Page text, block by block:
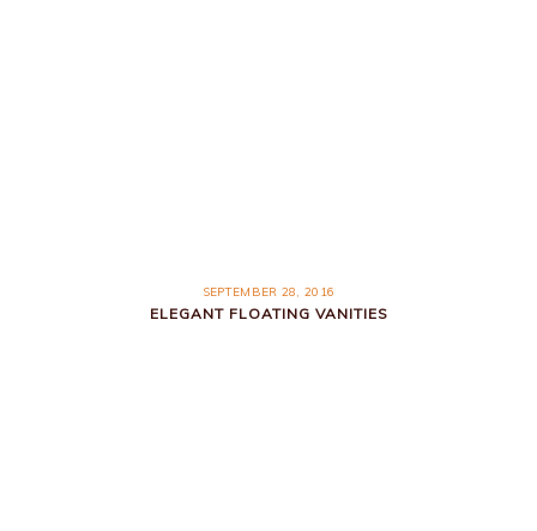
SEPTEMBER 28, 2016
ELEGANT FLOATING VANITIES